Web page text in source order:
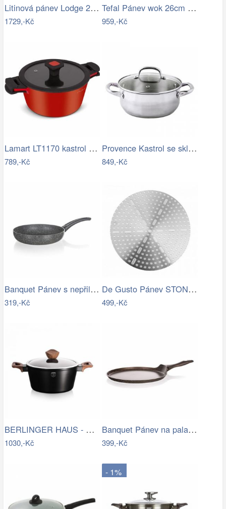
Litinová pánev Lodge 26 cm - Deer
1729,-Kč
Tefal Pánev wok 26cm Trattoria G6057574
959,-Kč
Lamart LT1170 kastrol Alue, 20 cm
789,-Kč
Provence Kastrol se skleněnou poklicí,…
849,-Kč
Banquet Pánev s nepřilnavým povrchem…
319,-Kč
De Gusto Pánev STONITE 28 cm
499,-Kč
BERLINGER HAUS - Hrnec + poklice 20cm…
1030,-Kč
Banquet Pánev na palačinky s…
399,-Kč
- 1%